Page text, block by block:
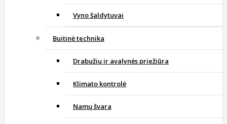
Vyno šaldytuvai
Buitinė technika
Drabužių ir avalynės priežiūra
Klimato kontrolė
Namų švara